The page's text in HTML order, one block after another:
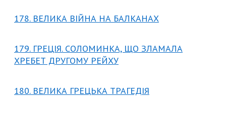
178. ВЕЛИКА ВІЙНА НА БАЛКАНАХ
179. ГРЕЦІЯ. СОЛОМИНКА, ЩО ЗЛАМАЛА
ХРЕБЕТ ДРУГОМУ РЕЙХУ
180. ВЕЛИКА ГРЕЦЬКА ТРАГЕДІЯ